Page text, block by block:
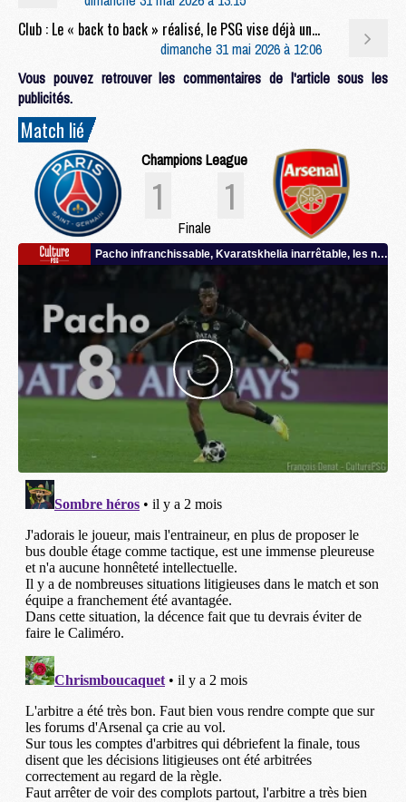
Club : Le « back to back » réalisé, le PSG vise déjà une 3e étoile
dimanche 31 mai 2026 à 12:06
Vous pouvez retrouver les commentaires de l'article sous les
publicités.
Match lié
Champions League
1 1
Finale